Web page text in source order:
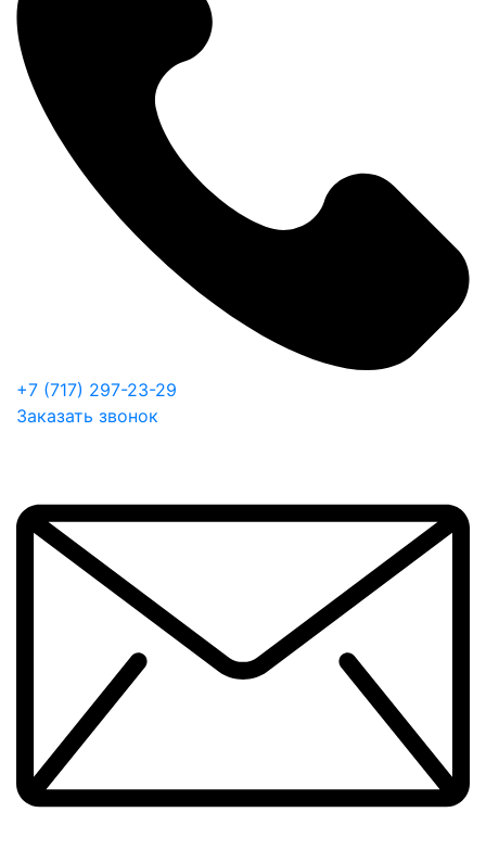
+7 (717) 297-23-29
Заказать звонок